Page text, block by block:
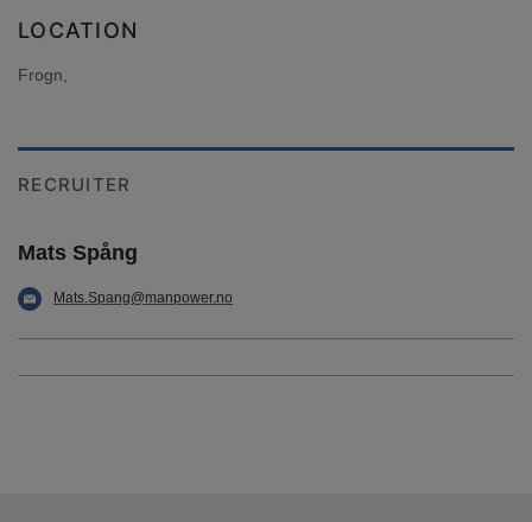
LOCATION
Frogn,
RECRUITER
Mats Spång
Mats.Spang@manpower.no